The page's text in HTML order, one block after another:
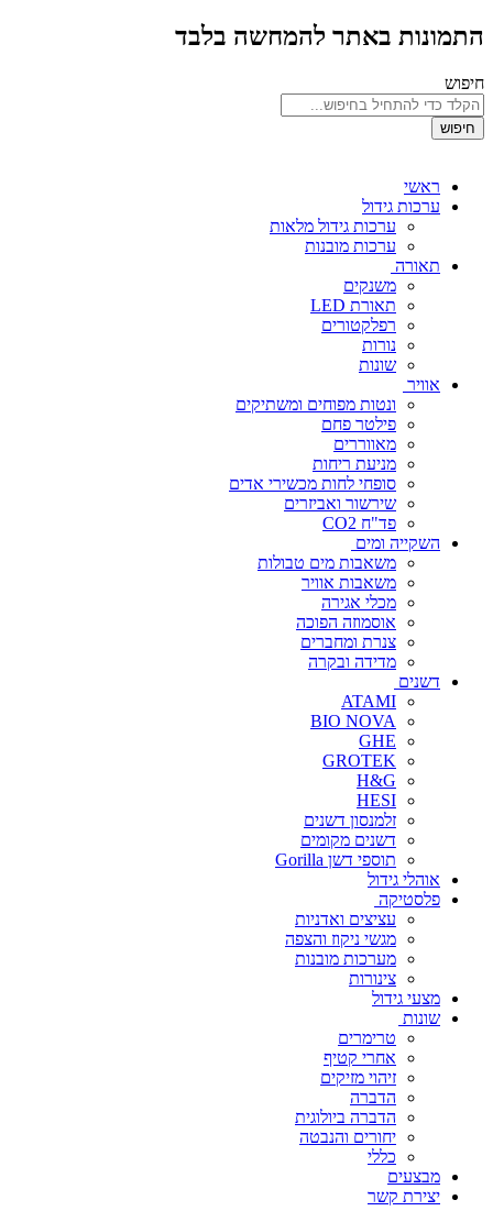
התמונות באתר להמחשה בלבד
חיפוש
חיפוש
ראשי
ערכות גידול
ערכות גידול מלאות
ערכות מובנות
תאורה
משנקים
תאורת LED
רפלקטורים
נורות
שונות
אוויר
ונטות מפוחים ומשתיקים
פילטר פחם
מאווררים
מניעת ריחות
סופחי לחות מכשירי אדים
שירשור ואביזרים
פד"ח CO2
השקייה ומים
משאבות מים טבולות
משאבות אוויר
מכלי אגירה
אוסמוזה הפוכה
צנרת ומחברים
מדידה ובקרה
דשנים
ATAMI
BIO NOVA
GHE
GROTEK
H&G
HESI
זלמנסון דשנים
דשנים מקומים
תוספי דשן Gorilla
אוהלי גידול
פלסטיקה
עציצים ואדניות
מגשי ניקוז והצפה
מערכות מובנות
צינורות
מצעי גידול
שונות
טרימרים
אחרי קטיף
זיהוי מזיקים
הדברה
הדברה ביולוגית
יחורים והנבטה
כללי
מבצעים
יצירת קשר